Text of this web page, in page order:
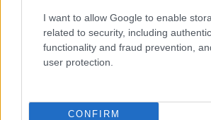
I want to allow Google to enable
related to security, including
functionality and fraud prevention,
user protection.
CONFIRM